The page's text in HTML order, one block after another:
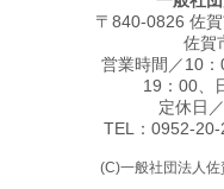
〒840-0826 佐
佐賀
営業時間／10
19：00、
定休日
TEL：0952-
(C)一般社団法人佐